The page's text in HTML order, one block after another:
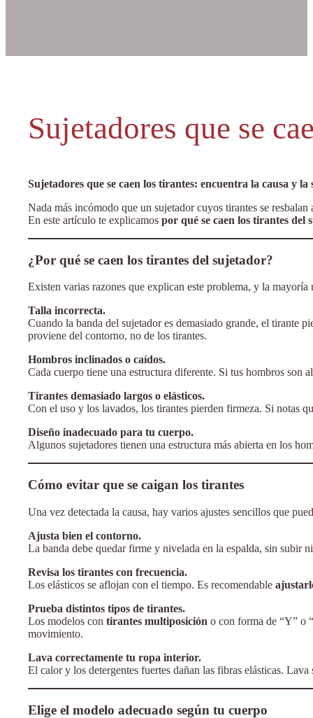
Sujetadores que se
Sujetadores que se caen los tirantes: encuentra la causa y la
Nada más incómodo que un sujetador cuyos tirantes se
En este artículo te explicamos por qué se caen los tirantes del
¿Por qué se caen los tirantes del sujetador?
Existen varias razones que explican este problema, y la
Talla incorrecta.
Cuando la banda del sujetador es demasiado grande, el tirante
proviene del contorno, no de los tirantes.
Hombros inclinados o caídos.
Cada cuerpo tiene una estructura diferente. Si tus hombros son
Tirantes demasiado largos o elásticos.
Con el uso y los lavados, los tirantes pierden firmeza. Si notas
Diseño inadecuado para tu cuerpo.
Algunos sujetadores tienen una estructura más abierta en los
Cómo evitar que se caigan los tirantes
Una vez detectada la causa, hay varios ajustes sencillos que
Ajusta bien el contorno.
La banda debe quedar firme y nivelada en la espalda, sin subir
Revisa los tirantes con frecuencia.
Los elásticos se aflojan con el tiempo. Es recomendable
Prueba distintos tipos de tirantes.
Los modelos con tirantes multiposición o con forma de “Y” o
movimiento.
Lava correctamente tu ropa interior.
El calor y los detergentes fuertes dañan las fibras elásticas.
Elige el modelo adecuado según tu cuerpo